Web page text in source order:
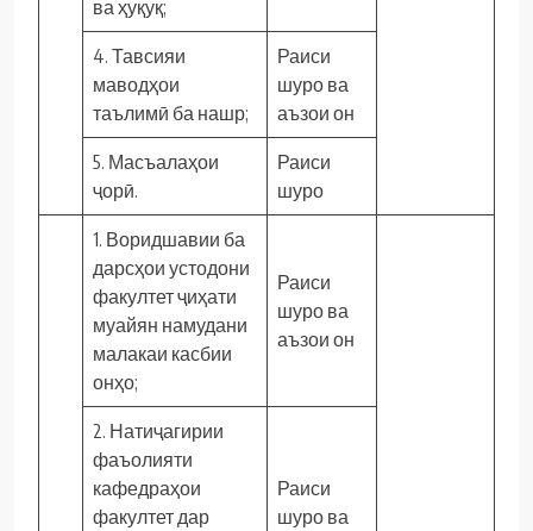
ва ҳуқуқ;
4. Тавсияи
маводҳои
таълимӣ ба нашр;
Раиси
шуро ва
аъзои он
5. Масъалаҳои
ҷорӣ.
Раиси
шуро
1. Воридшавии ба
дарсҳои устодони
факултет ҷиҳати
муайян намудани
малакаи касбии
онҳо;
Раиси
шуро ва
аъзои он
2. Натиҷагирии
фаъолияти
кафедраҳои
факултет дар
Раиси
шуро ва